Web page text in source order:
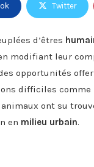
Twitter
d’êtres
modifiant leur
opportunités
difficiles
ont su
en milieu urbain.